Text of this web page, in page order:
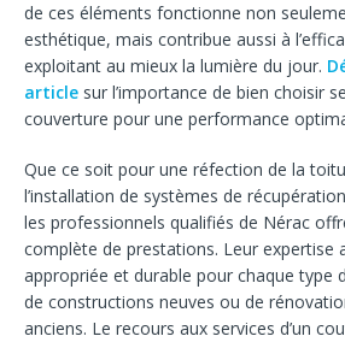
de ces éléments fonctionne non
esthétique, mais contribue aussi à
exploitant au mieux la lumière du jour.
article sur l’importance de bien choisir
couverture pour une performance
Que ce soit pour une réfection de la
l’installation de systèmes de
les professionnels qualifiés de Nérac
complète de prestations. Leur expertise
appropriée et durable pour chaque type
de constructions neuves ou de
anciens. Le recours aux services d’un